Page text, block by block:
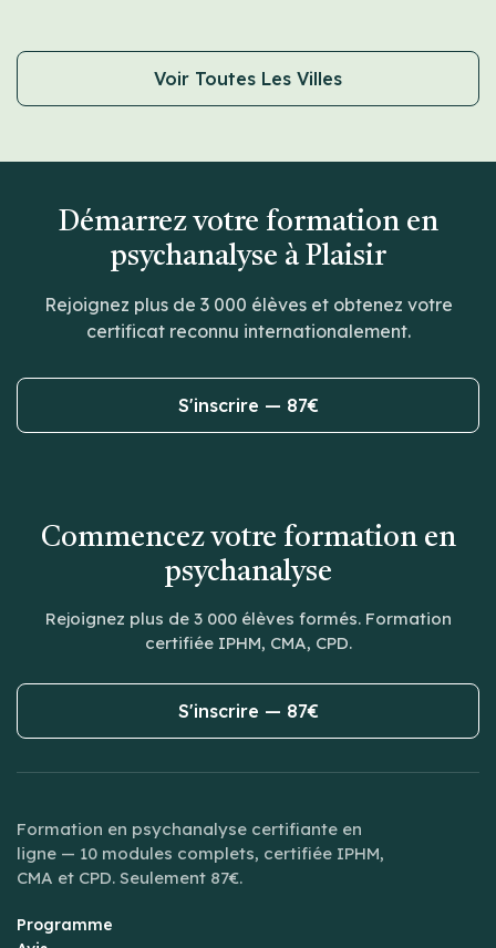
Voir Toutes Les Villes
Démarrez votre formation en
psychanalyse à Plaisir
Rejoignez plus de 3 000 élèves et obtenez votre
certificat reconnu internationalement.
S'inscrire — 87€
Commencez votre formation en
psychanalyse
Rejoignez plus de 3 000 élèves formés. Formation
certifiée IPHM, CMA, CPD.
S'inscrire — 87€
Formation en psychanalyse certifiante en
ligne — 10 modules complets, certifiée IPHM,
CMA et CPD. Seulement 87€.
Programme